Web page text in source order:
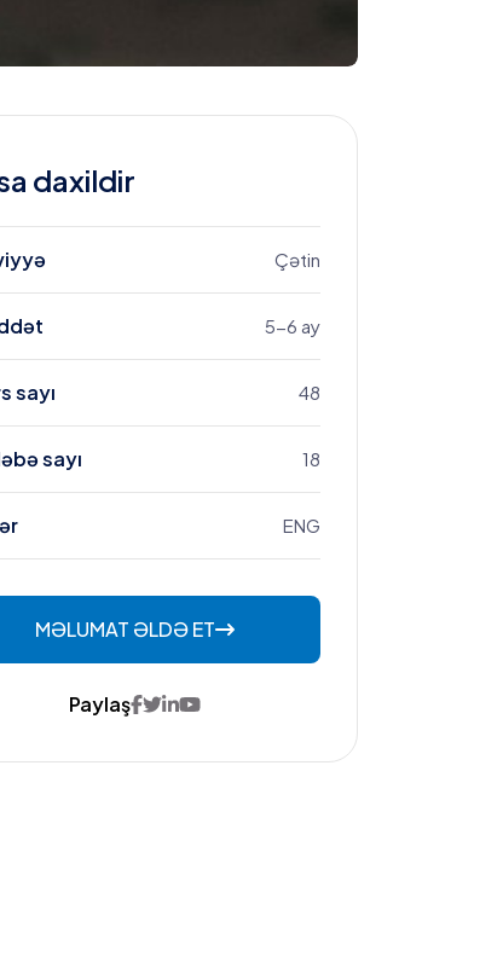
daxildir
Çətin
5-6 ay
sayı 48
sayı 18
ENG
MƏLUMAT ƏLDƏ ET
Paylaş